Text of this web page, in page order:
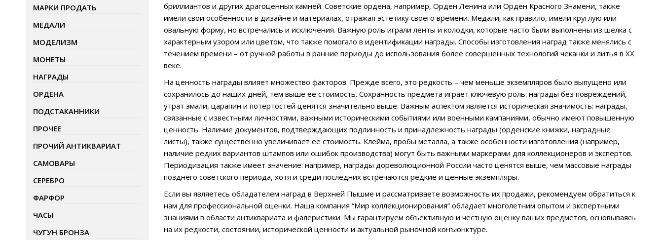
бриллиантов и других драгоценных камней. Советские ордена, например, Орден Ленина или Орден Красного Знамени, также
имели свои особенности в дизайне и материалах, отражая эстетику своего времени. Медали, как правило, имели круглую или
овальную форму, но встречались и исключения. Важную роль играли ленты и колодки, которые часто были выполнены из шелка с
характерным узором или цветом, что также помогало в идентификации награды. Способы изготовления наград также менялись с
течением времени – от ручной работы в ранние периоды до использования более совершенных технологий чеканки и литья в XX
веке.
На ценность награды влияет множество факторов. Прежде всего, это редкость – чем меньше экземпляров было выпущено или
сохранилось до наших дней, тем выше ее стоимость. Сохранность предмета играет ключевую роль: награды без повреждений,
утрат эмали, царапин и потертостей ценятся значительно выше. Важным аспектом является историческая значимость: награды,
связанные с известными личностями, важными историческими событиями или военными кампаниями, обычно имеют повышенную
ценность. Наличие документов, подтверждающих подлинность и принадлежность награды (орденские книжки, наградные
листы), также существенно увеличивает ее стоимость. Клейма, пробы металла, а также особенности изготовления (например,
наличие редких вариантов штампов или ошибок производства) могут быть важными маркерами для коллекционеров и экспертов.
Периодизация также имеет значение: например, награды дореволюционной России часто ценятся выше, чем массовые награды
позднего советского периода, хотя и среди последних встречаются редкие и ценные экземпляры.
Если вы являетесь обладателем наград в Верхней Пышме и рассматриваете возможность их продажи, рекомендуем обратиться к
нам для профессиональной оценки. Наша компания “Мир коллекционирования” обладает многолетним опытом и экспертными
знаниями в области антиквариата и фалеристики. Мы гарантируем объективную и честную оценку ваших предметов, основываясь
на их редкости, состоянии, исторической ценности и актуальной рыночной конъюнктуре.
МАРКИ ПРОДАТЬ
МЕДАЛИ
МОДЕЛИЗМ
МОНЕТЫ
НАГРАДЫ
ОРДЕНА
ПОДСТАКАННИКИ
ПРОЧЕЕ
ПРОЧИЙ АНТИКВАРИАТ
САМОВАРЫ
СЕРЕБРО
ФАРФОР
ЧАСЫ
ЧУГУН БРОНЗА